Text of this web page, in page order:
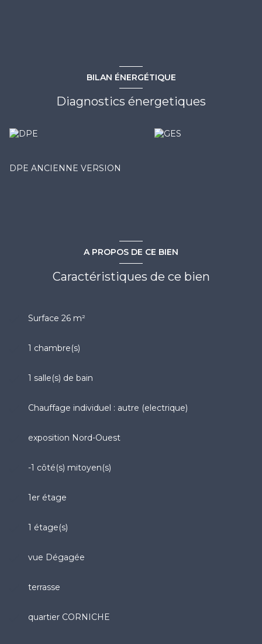
BILAN ÉNERGÉTIQUE
Diagnostics énergetiques
DPE ANCIENNE VERSION
A PROPOS DE CE BIEN
Caractéristiques de ce bien
Surface 26 m²
1 chambre(s)
1 salle(s) de bain
Chauffage individuel : autre (electrique)
exposition Nord-Ouest
-1 côté(s) mitoyen(s)
1er étage
1 étage(s)
vue Dégagée
terrasse
quartier CORNICHE